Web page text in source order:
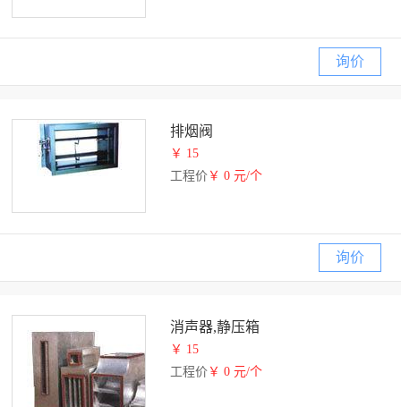
询价
排烟阀
￥ 15
工程价 ￥ 0 元/个
询价
消声器,静压箱
￥ 15
工程价 ￥ 0 元/个